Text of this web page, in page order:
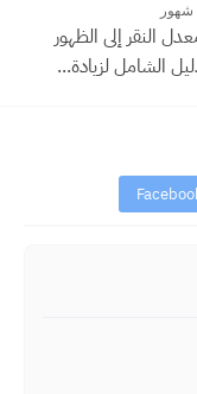
شهور
النقر إلى الظهور